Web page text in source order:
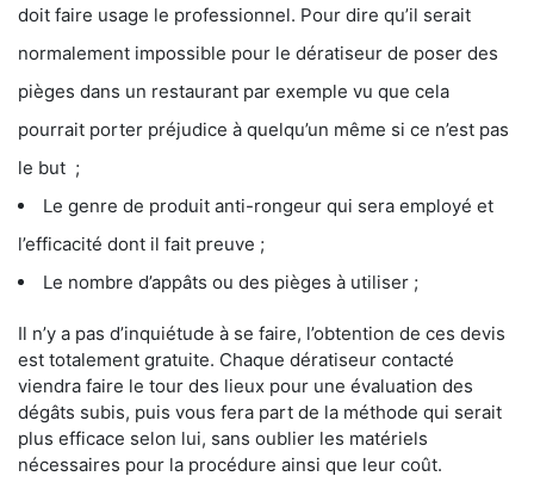
doit faire usage le professionnel. Pour dire qu’il serait
normalement impossible pour le dératiseur de poser des
pièges dans un restaurant par exemple vu que cela
pourrait porter préjudice à quelqu’un même si ce n’est pas
le but ;
Le genre de produit anti-rongeur qui sera employé et
l’efficacité dont il fait preuve ;
Le nombre d’appâts ou des pièges à utiliser ;
Il n’y a pas d’inquiétude à se faire, l’obtention de ces devis
est totalement gratuite. Chaque dératiseur contacté
viendra faire le tour des lieux pour une évaluation des
dégâts subis, puis vous fera part de la méthode qui serait
plus efficace selon lui, sans oublier les matériels
nécessaires pour la procédure ainsi que leur coût.